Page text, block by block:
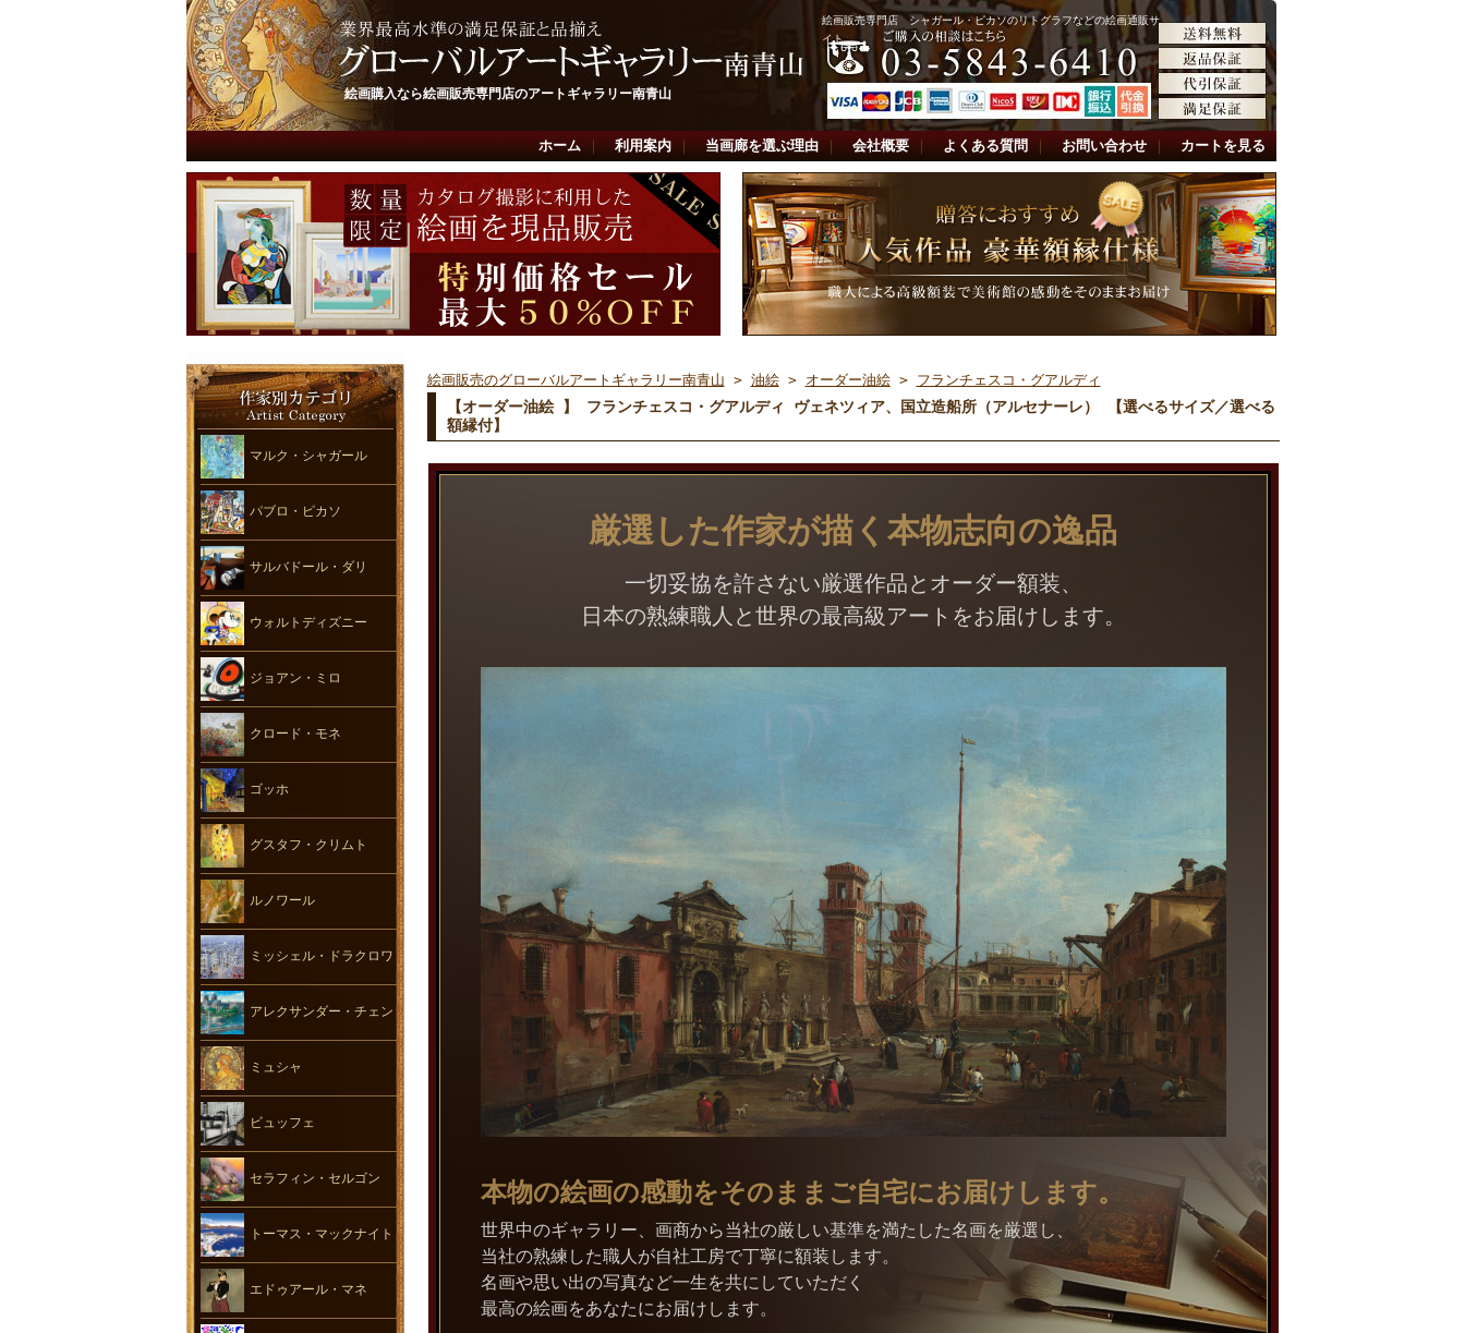
絵画購入なら絵画販売専門店のアートギャラリー南青山
絵画販売専門店 シャガール・ピカソのリトグラフなどの絵画通販サ
イト
ホーム 利用案内 当画廊を選ぶ理由 会社概要 よくある質問 お問い合わせ カートを見る
マルク・シャガール
パブロ・ピカソ
サルバドール・ダリ
ウォルトディズニー
ジョアン・ミロ
クロード・モネ
ゴッホ
グスタフ・クリムト
ルノワール
ミッシェル・ドラクロワ
アレクサンダー・チェン
ミュシャ
ビュッフェ
セラフィン・セルゴン
トーマス・マックナイト
エドゥアール・マネ
絵画販売のグローバルアートギャラリー南青山 > 油絵> オーダー油絵> フランチェスコ・グアルディ
【オーダー油絵 】 フランチェスコ・グアルディ ヴェネツィア、国立造船所（アルセナーレ） 【選べるサイズ／選べる
額縁付】
厳選した作家が描く本物志向の逸品
一切妥協を許さない厳選作品とオーダー額装、
日本の熟練職人と世界の最高級アートをお届けします。
本物の絵画の感動をそのままご自宅にお届けします。
世界中のギャラリー、画商から当社の厳しい基準を満たした名画を厳選し、
当社の熟練した職人が自社工房で丁寧に額装します。
名画や思い出の写真など一生を共にしていただく
最高の絵画をあなたにお届けします。